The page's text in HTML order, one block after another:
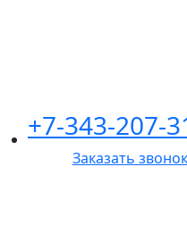
+7-343-207-
Заказать звонок